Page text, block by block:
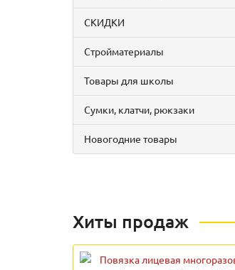
СКИДКИ
Стройматериалы
Товары для школы
Сумки, клатчи, рюкзаки
Новогодние товары
Хиты продаж